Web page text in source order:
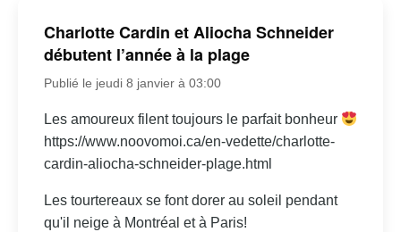
Charlotte Cardin et Aliocha Schneider
débutent l’année à la plage
Publié le jeudi 8 janvier à 03:00
Les amoureux filent toujours le parfait bonheur
https://www.noovomoi.ca/en-vedette/charlotte-
cardin-aliocha-schneider-plage.html
Les tourtereaux se font dorer au soleil pendant
qu'il neige à Montréal et à Paris!